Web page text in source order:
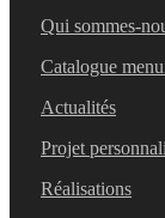
Qui sommes-
Catalogue
Actualités
Projet
Réalisations